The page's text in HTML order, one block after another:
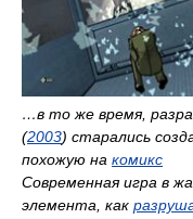
…в то же время,
(2003) старались
похожую на комикс
Современная игра в
элемента, как